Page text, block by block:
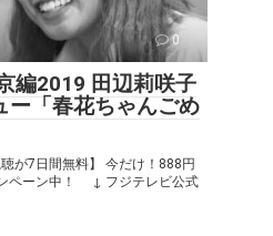
0
編2019 田辺莉咲子
ー「春花ちゃんごめ
が7日間無料】 今だけ！888円
ペーン中！ ↓ フジテレビ公式